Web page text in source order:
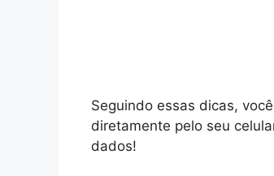
Seguindo essas dicas,
diretamente pelo seu
dados!